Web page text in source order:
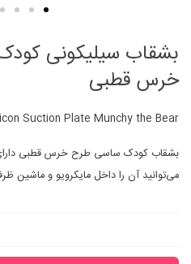
بشقاب سیلیکونی
خرس قطبی
Suction Plate Munchy the Bear
بشقاب کودک ساسی طرح خرس قطبی
می‌توانید آن را داخل مایکرویو و ماشین